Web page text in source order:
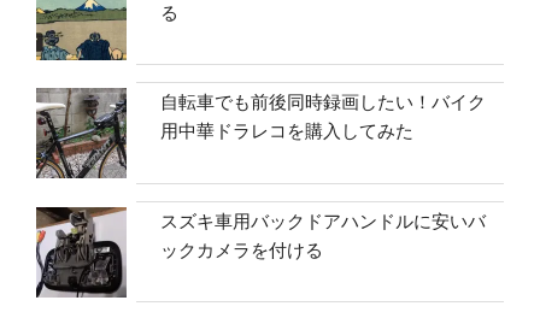
る
自転車でも前後同時録画したい！バイク
用中華ドラレコを購入してみた
スズキ車用バックドアハンドルに安いバ
ックカメラを付ける